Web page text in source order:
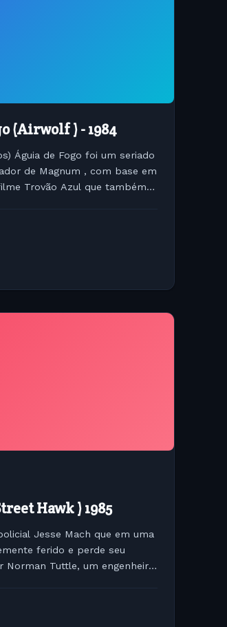
(Airwolf ) - 1984
Águia de Fogo foi um seriado
de Magnum , com base em
Trovão Azul que também
Hawk ) 1985
Jesse Mach que em uma
ferido e perde seu
Tuttle, um engenheiro